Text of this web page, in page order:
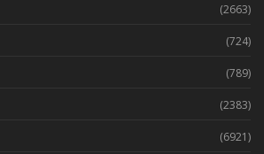
(2663)
(724)
(789)
(2383)
(6921)